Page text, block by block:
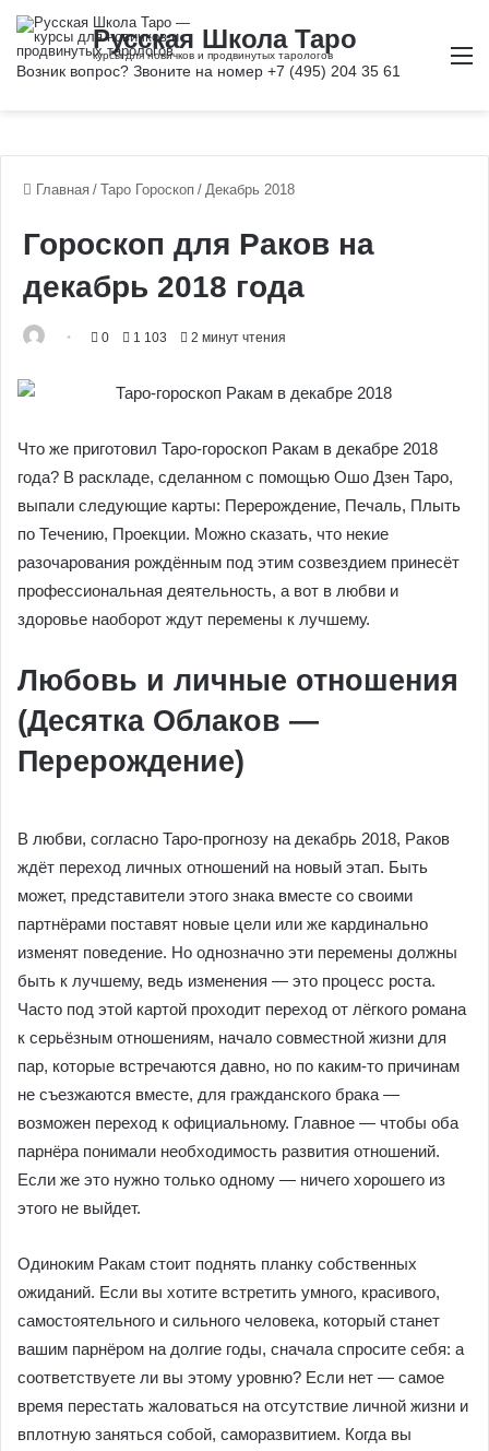
Главная / Таро Гороскоп / Декабрь 2018
Гороскоп для Раков на
декабрь 2018 года
0 1 103 2 минут чтения
Что же приготовил Таро-гороскоп Ракам в декабре 2018
года? В раскладе, сделанном с помощью Ошо Дзен Таро,
выпали следующие карты: Перерождение, Печаль, Плыть
по Течению, Проекции. Можно сказать, что некие
разочарования рождённым под этим созвездием принесёт
профессиональная деятельность, а вот в любви и
здоровье наоборот ждут перемены к лучшему.
Любовь и личные отношения
(Десятка Облаков —
Перерождение)
В любви, согласно Таро-прогнозу на декабрь 2018, Раков
ждёт переход личных отношений на новый этап. Быть
может, представители этого знака вместе со своими
партнёрами поставят новые цели или же кардинально
изменят поведение. Но однозначно эти перемены должны
быть к лучшему, ведь изменения — это процесс роста.
Часто под этой картой проходит переход от лёгкого романа
к серьёзным отношениям, начало совместной жизни для
пар, которые встречаются давно, но по каким-то причинам
не съезжаются вместе, для гражданского брака —
возможен переход к официальному. Главное — чтобы оба
парнёра понимали необходимость развития отношений.
Если же это нужно только одному — ничего хорошего из
этого не выйдет.
Одиноким Ракам стоит поднять планку собственных
ожиданий. Если вы хотите встретить умного, красивого,
самостоятельного и сильного человека, который станет
вашим парнёром на долгие годы, сначала спросите себя: а
соответствуете ли вы этому уровню? Если нет — самое
время перестать жаловаться на отсутствие личной жизни и
вплотную заняться собой, саморазвитием. Когда вы